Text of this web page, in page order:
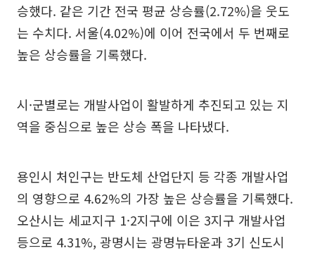
승했다. 같은 기간 전국 평균 상승률(2.72%)을 웃도
는 수치다. 서울(4.02%)에 이어 전국에서 두 번째로
높은 상승률을 기록했다.
시·군별로는 개발사업이 활발하게 추진되고 있는 지
역을 중심으로 높은 상승 폭을 나타냈다.
용인시 처인구는 반도체 산업단지 등 각종 개발사업
의 영향으로 4.62%의 가장 높은 상승률을 기록했다.
오산시는 세교지구 1·2지구에 이은 3지구 개발사업
등으로 4.31%, 광명시는 광명뉴타운과 3기 신도시